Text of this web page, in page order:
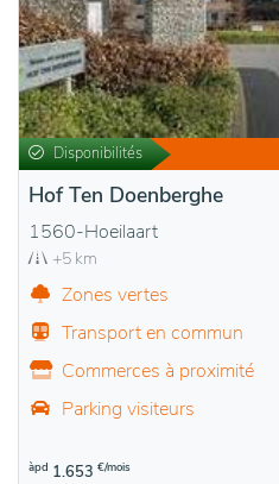
Disponibilités
Hof Ten Doenberghe
1560-Hoeilaart
+5 km
Zones vertes
Transport en commun
Commerces à proximité
Parking visiteurs
àpd 1.653 €/mois